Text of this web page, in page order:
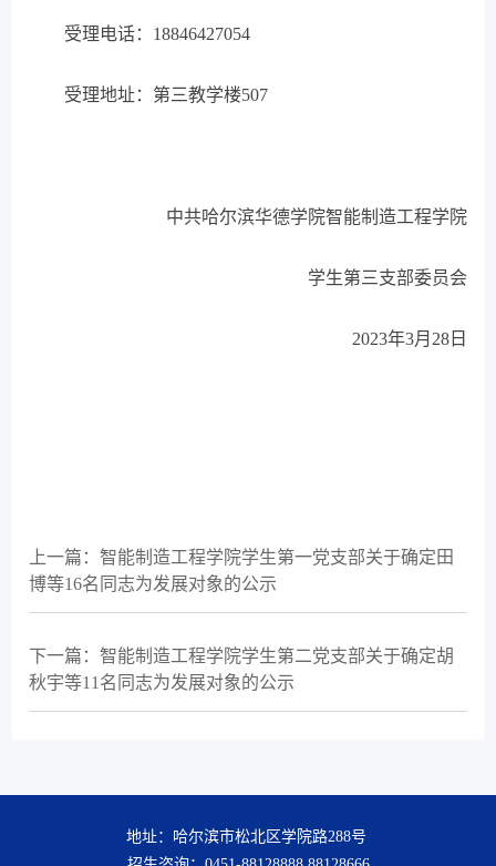
受理电话： 18846427054
受理地址：第三教学楼507
中共哈尔滨华德学院智能制造工程学院
学生第三支部委员会
2023年3月 28日
上一篇：智能制造工程学院学生第一党支部关于确定田
博等16名同志为发展对象的公示
下一篇：智能制造工程学院学生第二党支部关于确定胡
秋宇等11名同志为发展对象的公示
地址：哈尔滨市松北区学院路288号